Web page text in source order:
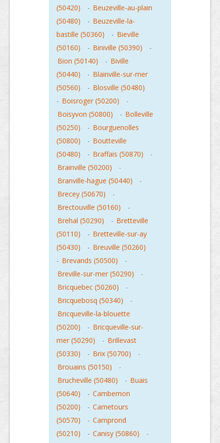
(50420)
- Beuzeville-au-plain
(50480)
- Beuzeville-la-
bastille (50360)
- Bieville
(50160)
- Biniville (50390)
-
Bion (50140)
- Biville
(50440)
- Blainville-sur-mer
(50560)
- Blosville (50480)
- Boisroger (50200)
-
Boisyvon (50800)
- Bolleville
(50250)
- Bourguenolles
(50800)
- Boutteville
(50480)
- Braffais (50870)
-
Brainville (50200)
-
Branville-hague (50440)
-
Brecey (50670)
-
Brectouville (50160)
-
Brehal (50290)
- Bretteville
(50110)
- Bretteville-sur-ay
(50430)
- Breuville (50260)
- Brevands (50500)
-
Breville-sur-mer (50290)
-
Bricquebec (50260)
-
Bricquebosq (50340)
-
Bricqueville-la-blouette
(50200)
- Bricqueville-sur-
mer (50290)
- Brillevast
(50330)
- Brix (50700)
-
Brouains (50150)
-
Brucheville (50480)
- Buais
(50640)
- Cambernon
(50200)
- Cametours
(50570)
- Camprond
(50210)
- Canisy (50860)
-